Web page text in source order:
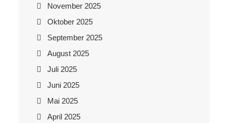
November 2025
Oktober 2025
September 2025
August 2025
Juli 2025
Juni 2025
Mai 2025
April 2025